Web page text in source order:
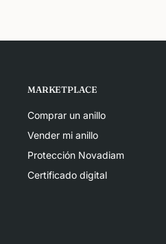
MARKETPLACE
Comprar un anillo
Vender mi anillo
Protección Novadiam
Certificado digital